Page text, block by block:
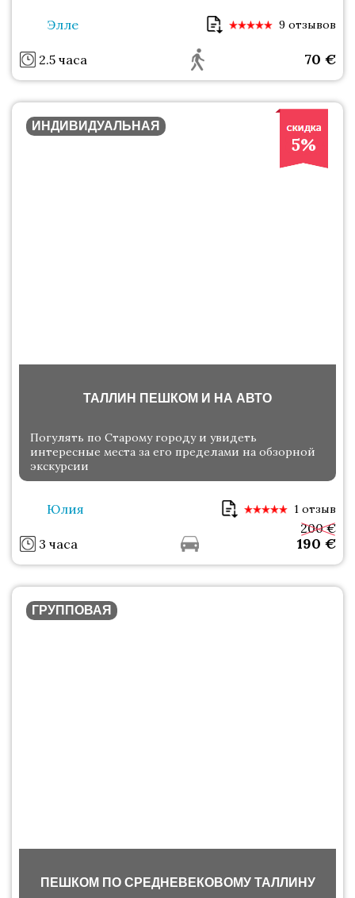
Элле 9 отзывов
2.5 часа 70 €
5%
ИНДИВИДУАЛЬНАЯ
ТАЛЛИН ПЕШКОМ И НА АВТО
Погулять по Старому городу и увидеть
интересные места за его пределами на обзорной
экскурсии
Юлия 1 отзыв
3 часа 190 €
200 €
ГРУППОВАЯ
ПЕШКОМ ПО СРЕДНЕВЕКОВОМУ ТАЛЛИНУ